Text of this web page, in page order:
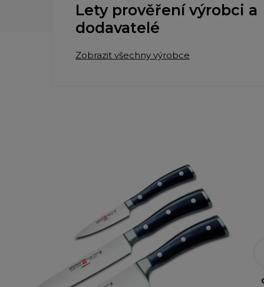
Lety prověření výrobci a
dodavatelé
Zobrazit všechny výrobce